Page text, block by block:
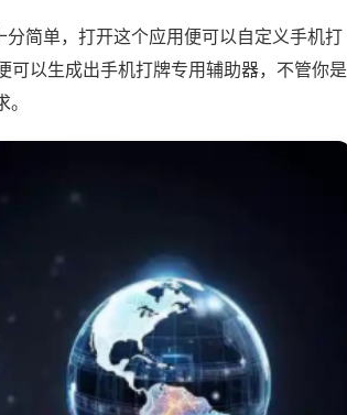
简单，打开这个应用便可以自定义手机打
可以生成出手机打牌专用辅助器，不管你是